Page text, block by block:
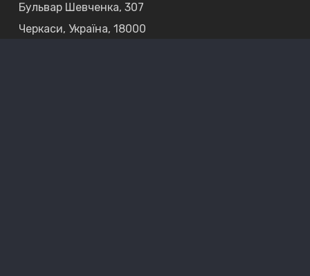
Бульвар Шевченка, 307
Черкаси, Україна, 18000